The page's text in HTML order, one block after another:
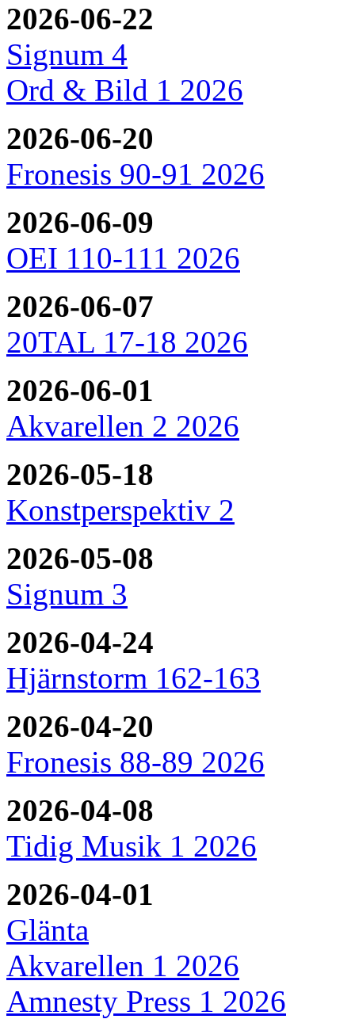
2026-06-22
Signum 4
Ord & Bild 1 2026
2026-06-20
Fronesis 90-91 2026
2026-06-09
OEI 110-111 2026
2026-06-07
20TAL 17-18 2026
2026-06-01
Akvarellen 2 2026
2026-05-18
Konstperspektiv 2
2026-05-08
Signum 3
2026-04-24
Hjärnstorm 162-163
2026-04-20
Fronesis 88-89 2026
2026-04-08
Tidig Musik 1 2026
2026-04-01
Glänta
Akvarellen 1 2026
Amnesty Press 1 2026